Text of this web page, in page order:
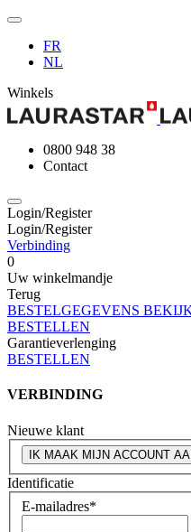
FR
NL
Winkels
0800 948 38
Contact
Login/Register
Login/Register
Verbinding
0
Uw winkelmandje
Terug
BESTELGEGEVENS
BESTELLEN
Garantieverlenging
BESTELLEN
VERBINDING
Nieuwe klant
IK MAAK MIJN ACCOUNT
Identificatie
E-mailadres*